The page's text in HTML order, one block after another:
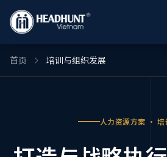
首页 培训与组织发展
人力资源方案 · 培